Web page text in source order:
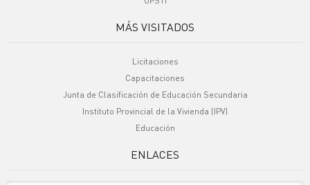
MÁS VISITADOS
Licitaciones
Capacitaciones
Junta de Clasificación de Educación Secundaria
Instituto Provincial de la Vivienda (IPV)
Educación
ENLACES